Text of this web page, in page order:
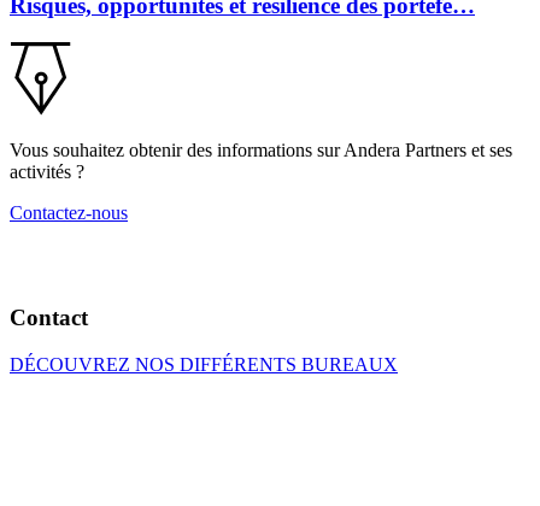
Risques, opportunités et résilience des portefe…
Vous souhaitez obtenir des informations sur Andera Partners et ses
activités ?
Contactez-nous
Contact
DÉCOUVREZ NOS DIFFÉRENTS BUREAUX